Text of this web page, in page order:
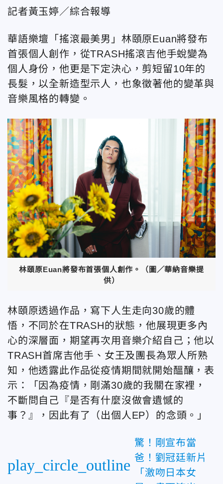
記者黃玉婷／綜合報導
華語樂壇「搖滾最美男」林頤原Euan將發布
首張個人創作，從TRASH搖滾吉他手蛻變為
個人身份，他更是下定決心，剪短留10年的
長髮，以全新造型示人，也象徵著他的變革與
音樂風格的轉變。
林頤原Euan將發布首張個人創作。（圖／華納音樂提
供）
林頤原透過作品，寫下人生走向30歲的體
悟，不同於在TRASH的狀態，他展現更多內
心的深層面，期望再次用音樂介紹自己；他以
TRASH首席吉他手、女王及團長為眾人所熟
知，他透露此作品從疫情期間就開始醞釀，表
示：「因為疫情，剛滿30歲的我關在家裡，
不斷問自己『是否有什麼沒做會遺憾的
事？』，因此有了（出個人EP）的念頭。」
play_circle_outline
驚！剛宣布當
爸！劉冠廷新片
「激吻日本女